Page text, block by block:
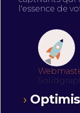
l'essence de